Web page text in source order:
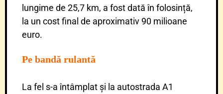
lungime de 25,7 km, a fost dată în folosință,
la un cost final de aproximativ 90 milioane
euro.
Pe bandă rulantă
La fel s-a întâmplat și la autostrada A1